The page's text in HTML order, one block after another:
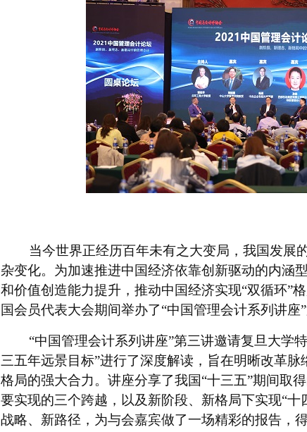
当今世界正经历百年未有之大变局，我国发展
杂变化。为加速推进中国经济依靠创新驱动的内涵
和价值创造能力提升，推动中国经济实现“双循环”
国会员代表大会期间举办了“中国管理会计系列讲座
“中国管理会计系列讲座”第三讲邀请复旦大学
三五年远景目标”进行了深度解读，旨在明晰改革
格局的强大合力。讲座分享了我国“十三五”期间取
要实现的三个跨越，以及新阶段、新格局下实现“十
战略、新路径，为与会嘉宾做了一场精彩的报告 ，